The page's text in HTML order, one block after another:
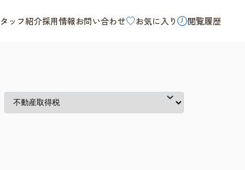
ッフ紹介採用情報お問い合わせ お気に入り 閲覧履歴